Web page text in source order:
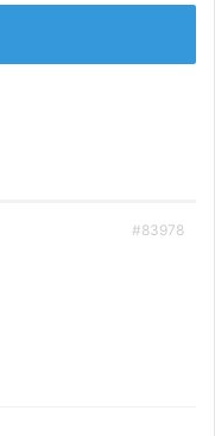
#83978